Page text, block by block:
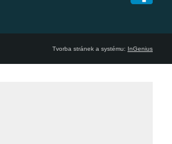
Tvorba stránek a systému: InGenius